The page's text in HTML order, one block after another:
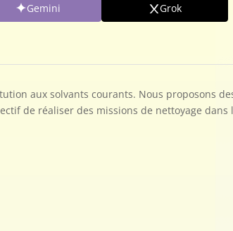
Gemini Grok
aux solvants courants. Nous proposons
de réaliser des missions de nettoyage dans